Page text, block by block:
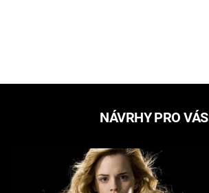
NÁVRHY PRO VÁS